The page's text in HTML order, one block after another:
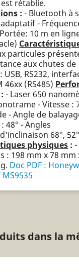
rétablie.
: - Bluetooth à
-
10 m en
particules
aux chutes de
RS232,
46xx (RS485)
: - Laser 650
- Vitesse :
- Angle de
48° - Angles
68°, 52°
physiques : -
: 198 mm x 78 mm
Doc PDF :
dans la